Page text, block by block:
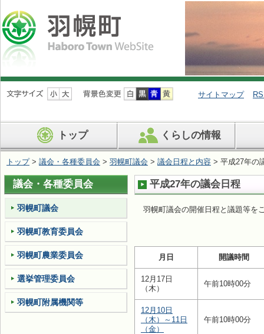
ナ
ビ
ン
を
ば
す
サイトマップ
トップ くらしの情報
トップ> 議会・各種委員会 > 羽幌町議会 > 議会日程と内容 > 平成27年の
平成27年の議会日程
羽幌町議会の開催日程と議題等を
月日 開議時間
12月17日
（木）
午前10時00分
12月10日
（木）～11日
（金）
午前10時00分
議会・各種委員会
羽幌町議会
羽幌町教育委員会
羽幌町農業委員会
選挙管理委員会
羽幌町附属機関等